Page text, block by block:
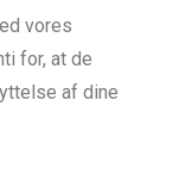
vores
for, at de
af dine